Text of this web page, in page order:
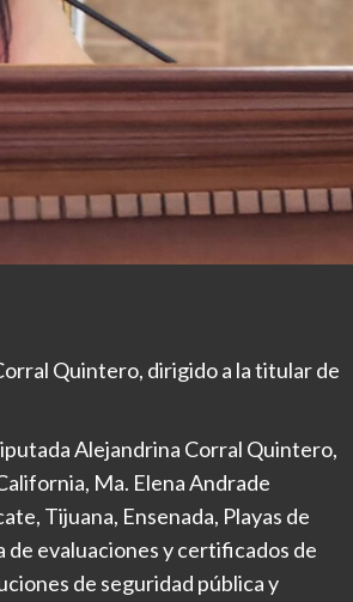
Quintero, dirigido a la titular de
Alejandrina Corral Quintero,
Ma. Elena Andrade
Tijuana, Ensenada, Playas de
de evaluaciones y certificados de
de seguridad pública y